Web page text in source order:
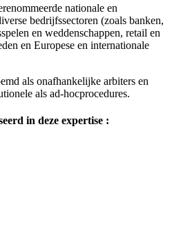
nationale en
bedrijfssectoren (zoals banken,
en weddenschappen, retail en
en Europese en internationale
als onafhankelijke arbiters en
als ad-hocprocedures.
in deze expertise :